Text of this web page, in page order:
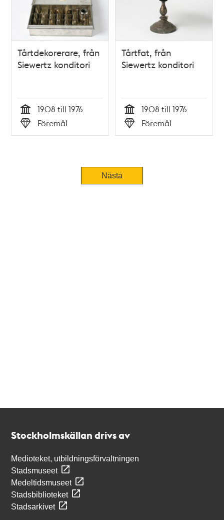
Tårtdekorerare, från
Siewertz konditori
Tid
1908 till 1976
Typ
Föremål
Tårtfat, från
Siewertz konditori
Tid
1908 till 1976
Typ
Föremål
Nästa
Stockholmskällan drivs av
Medioteket, utbildningsförvaltningen
Stadsmuseet
Medeltidsmuseet
Stadsbiblioteket
Stadsarkivet